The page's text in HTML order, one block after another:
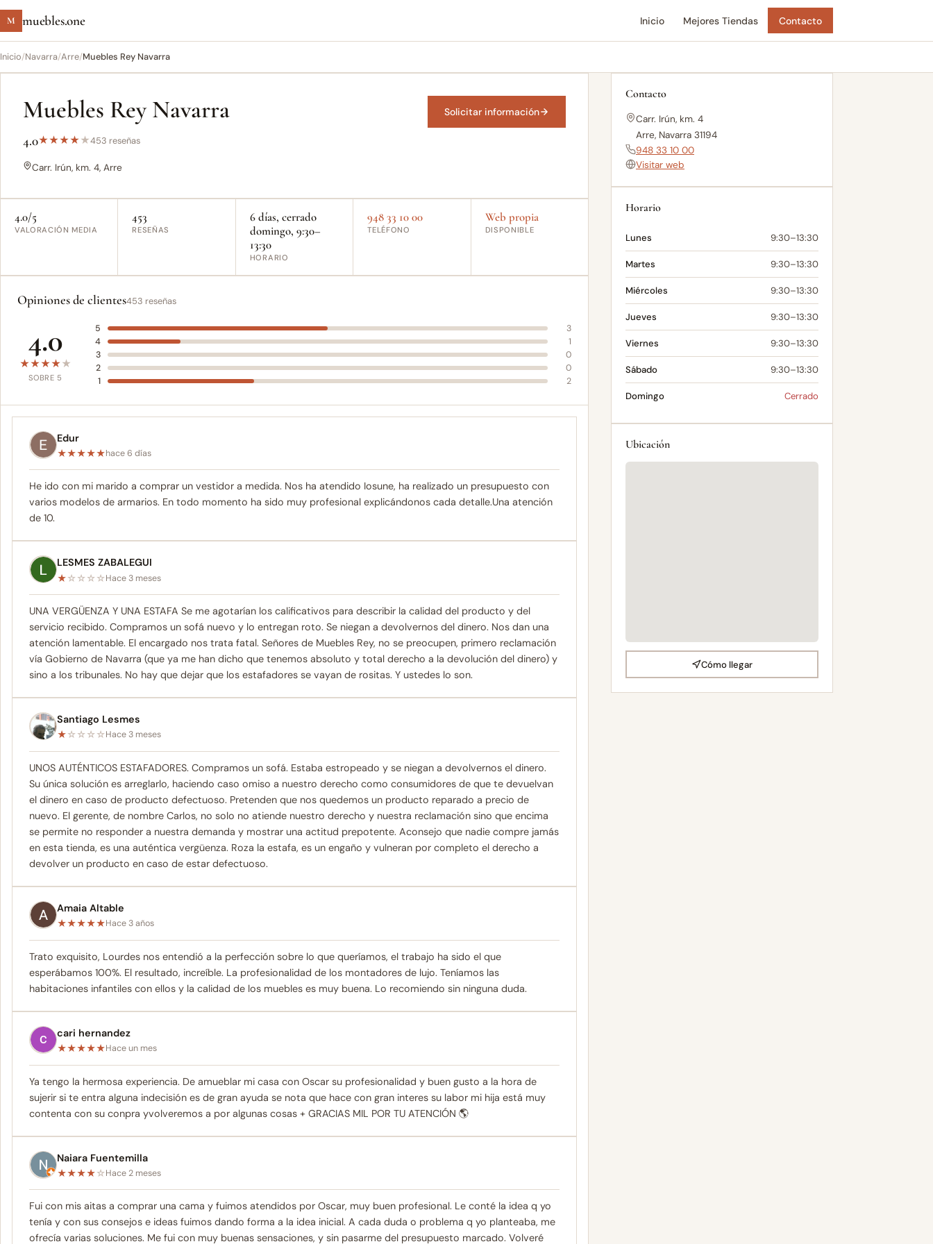
M muebles.one Inicio Mejores Tiendas Contacto
Inicio/Navarra/Arre/Muebles Rey Navarra
Muebles Rey Navarra
4.0★★★★★453 reseñas
Carr. Irún, km. 4, Arre
Solicitar información
4.0/5
VALORACIÓN MEDIA
453
RESEÑAS
6 días, cerrado
domingo, 9:30–
13:30
HORARIO
948 33 10 00
TELÉFONO
Web propia
DISPONIBLE
Opiniones de clientes453 reseñas
4.0
★★★★★
SOBRE 5
5
3
4
1
3
0
2
0
1
2
Edur
★★★★★hace 6 días
He ido con mi marido a comprar un vestidor a medida. Nos ha atendido Iosune, ha realizado un presupuesto con
varios modelos de armarios. En todo momento ha sido muy profesional explicándonos cada detalle.Una atención
de 10.
LESMES ZABALEGUI
★☆☆☆☆Hace 3 meses
UNA VERGÜENZA Y UNA ESTAFA Se me agotarían los calificativos para describir la calidad del producto y del
servicio recibido. Compramos un sofá nuevo y lo entregan roto. Se niegan a devolvernos del dinero. Nos dan una
atención lamentable. El encargado nos trata fatal. Señores de Muebles Rey, no se preocupen, primero reclamación
vía Gobierno de Navarra (que ya me han dicho que tenemos absoluto y total derecho a la devolución del dinero) y
sino a los tribunales. No hay que dejar que los estafadores se vayan de rositas. Y ustedes lo son.
Santiago Lesmes
★☆☆☆☆Hace 3 meses
UNOS AUTÉNTICOS ESTAFADORES. Compramos un sofá. Estaba estropeado y se niegan a devolvernos el dinero.
Su única solución es arreglarlo, haciendo caso omiso a nuestro derecho como consumidores de que te devuelvan
el dinero en caso de producto defectuoso. Pretenden que nos quedemos un producto reparado a precio de
nuevo. El gerente, de nombre Carlos, no solo no atiende nuestro derecho y nuestra reclamación sino que encima
se permite no responder a nuestra demanda y mostrar una actitud prepotente. Aconsejo que nadie compre jamás
en esta tienda, es una auténtica vergüenza. Roza la estafa, es un engaño y vulneran por completo el derecho a
devolver un producto en caso de estar defectuoso.
Amaia Altable
★★★★★Hace 3 años
Trato exquisito, Lourdes nos entendió a la perfección sobre lo que queríamos, el trabajo ha sido el que
esperábamos 100%. El resultado, increíble. La profesionalidad de los montadores de lujo. Teníamos las
habitaciones infantiles con ellos y la calidad de los muebles es muy buena. Lo recomiendo sin ninguna duda.
cari hernandez
★★★★★Hace un mes
Ya tengo la hermosa experiencia. De amueblar mi casa con Oscar su profesionalidad y buen gusto a la hora de
sujerir si te entra alguna indecisión es de gran ayuda se nota que hace con gran interes su labor mi hija está muy
contenta con su conpra yvolveremos a por algunas cosas + GRACIAS MIL POR TU ATENCIÓN 🌎
Naiara Fuentemilla
★★★★☆Hace 2 meses
Fui con mis aitas a comprar una cama y fuimos atendidos por Oscar, muy buen profesional. Le conté la idea q yo
tenía y con sus consejos e ideas fuimos dando forma a la idea inicial. A cada duda o problema q yo planteaba, me
ofrecía varias soluciones. Me fui con muy buenas sensaciones, y sin pasarme del presupuesto marcado. Volveré
Contacto
Carr. Irún, km. 4
Arre, Navarra 31194
948 33 10 00
Visitar web
Horario
Lunes 9:30–13:30
Martes 9:30–13:30
Miércoles 9:30–13:30
Jueves 9:30–13:30
Viernes 9:30–13:30
Sábado 9:30–13:30
Domingo Cerrado
Ubicación
Cómo llegar